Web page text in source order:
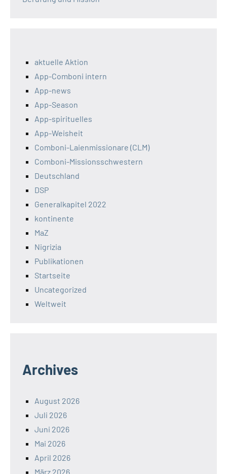
aktuelle Aktion
App-Comboni intern
App-news
App-Season
App-spirituelles
App-Weisheit
Comboni-Laienmissionare (CLM)
Comboni-Missionsschwestern
Deutschland
DSP
Generalkapitel 2022
kontinente
MaZ
Nigrizia
Publikationen
Startseite
Uncategorized
Weltweit
Archives
August 2026
Juli 2026
Juni 2026
Mai 2026
April 2026
März 2026